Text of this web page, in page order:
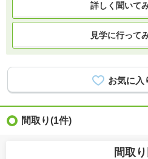
詳しく聞いて
見学に行って
間取り(1件)
間取り